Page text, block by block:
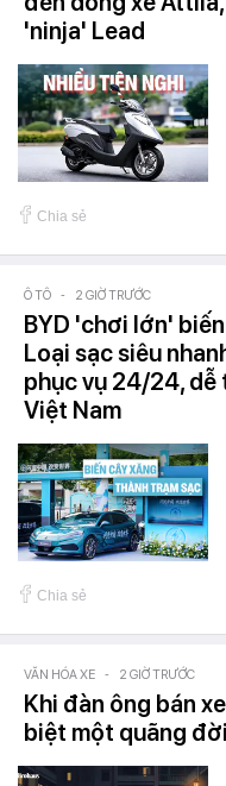
'ninja' Lead
Chia sẻ
Ô TÔ - 2 GIỜ TRƯỚC
BYD 'chơi lớn'
Loại sạc siêu
phục vụ 24/24, dễ
Việt Nam
Chia sẻ
VĂN HÓA XE - 2 GIỜ TRƯỚC
Khi đàn ông bán
biệt một quãng đời